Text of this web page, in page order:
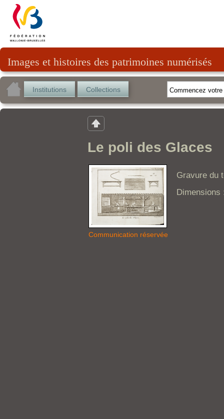
Images et histoires des patrimoines numérisés
Institutions Collections
Le poli des Glaces
Communication réservée
Gravure du
Dimensions